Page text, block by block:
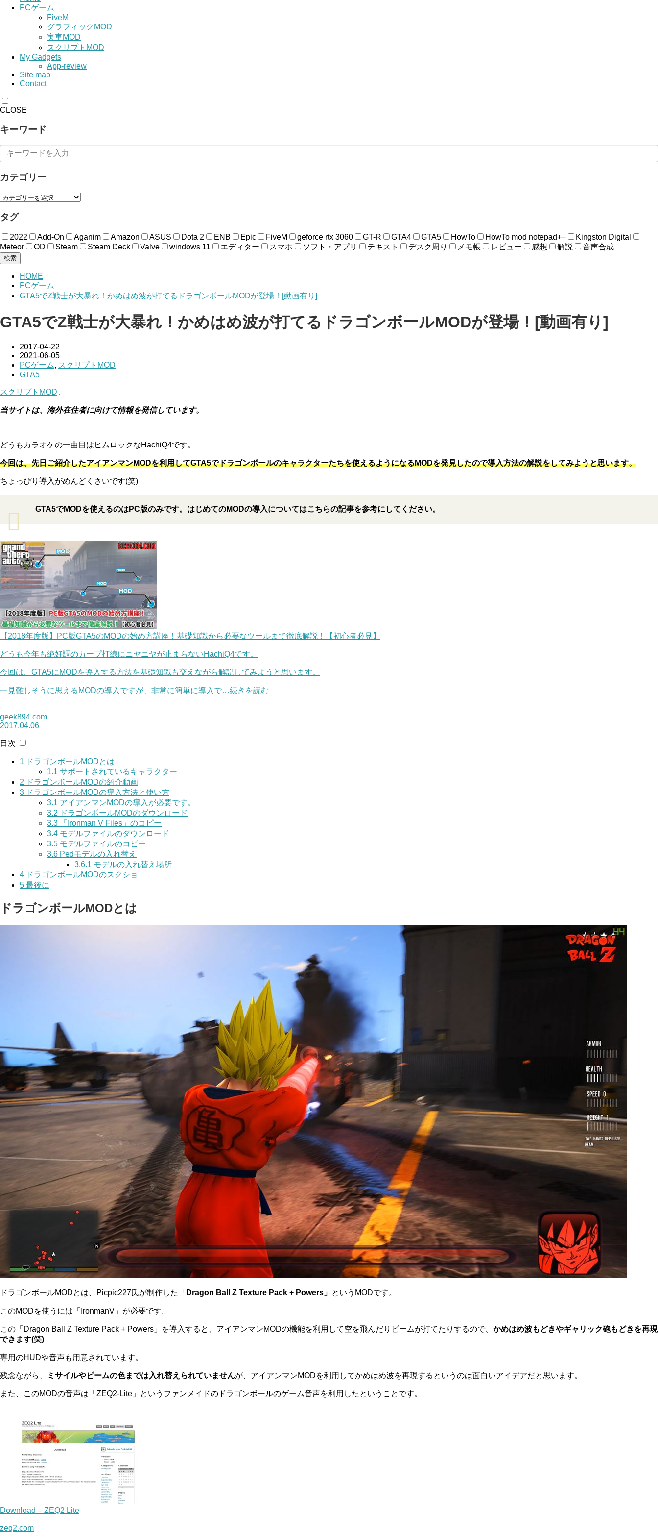
PCゲーム
FiveM
グラフィックMOD
実車MOD
スクリプトMOD
My Gadgets
App-review
Site map
Contact
CLOSE
キーワード
カテゴリー
タグ
2022 Add-On Aganim Amazon ASUS Dota 2 ENB Epic FiveM geforce rtx 3060 GT-R GTA4 GTA5 HowTo HowTo mod notepad++
Kingston Digital
Meteor
OD Steam Steam Deck Valve windows 11 エディター スマホ ソフト・アプリ テキスト デスク周り メモ帳 レビュー 感想 解説 音声合成
検索
HOME
PCゲーム
GTA5でZ戦士が大暴れ！かめはめ波が打てるドラゴンボールMODが登場！[動画有り]
GTA5でZ戦士が大暴れ！かめはめ波が打てるドラゴンボールMODが登場！[動画有り]
2017-04-22
2021-06-05
PCゲーム, スクリプトMOD
GTA5
スクリプトMOD
当サイトは、海外在住者に向けて情報を発信しています。
どうもカラオケの一曲目はヒムロックなHachiQ4です。
今回は、先日ご紹介したアイアンマンMODを利用してGTA5でドラゴンボールのキャラクターたちを使えるようになるMODを発見したので導入方法の解説をしてみようと思います。
ちょっぴり導入がめんどくさいです(笑)
GTA5でMODを使えるのはPC版のみです。はじめてのMODの導入についてはこちらの記事を参考にしてください。
【2018年度版】PC版GTA5のMODの始め方講座！基礎知識から必要なツールまで徹底解説！【初心者必見】
どうも今年も絶好調のカープ打線にニヤニヤが止まらないHachiQ4です。
今回は、GTA5にMODを導入する方法を基礎知識も交えながら解説してみようと思います。
一見難しそうに思えるMODの導入ですが、非常に簡単に導入で…続きを読む
geek894.com
2017.04.06
目次
1 ドラゴンボールMODとは
1.1 サポートされているキャラクター
2 ドラゴンボールMODの紹介動画
3 ドラゴンボールMODの導入方法と使い方
3.1 アイアンマンMODの導入が必要です。
3.2 ドラゴンボールMODのダウンロード
3.3 「Ironman V Files」のコピー
3.4 モデルファイルのダウンロード
3.5 モデルファイルのコピー
3.6 Pedモデルの入れ替え
3.6.1 モデルの入れ替え場所
4 ドラゴンボールMODのスクショ
5 最後に
ドラゴンボールMODとは
ドラゴンボールMODとは、Picpic227氏が制作した「 Dragon Ball Z Texture Pack + Powers」 というMODです。
このMODを使うには「IronmanV」が必要です。
この「Dragon Ball Z Texture Pack + Powers」を導入すると、アイアンマンMODの機能を利用して空を飛んだりビームが打てたりするので、 かめはめ波もどきやギャリック砲もどきを再現
できます(笑)
専用のHUDや音声も用意されています。
残念ながら、 ミサイルやビームの色までは入れ替えられていませんが、アイアンマンMODを利用してかめはめ波を再現するというのは面白いアイデアだと思います。
また、このMODの音声は「ZEQ2-Lite」というファンメイドのドラゴンボールのゲーム音声を利用したということです。
Download – ZEQ2 Lite
zeq2.com